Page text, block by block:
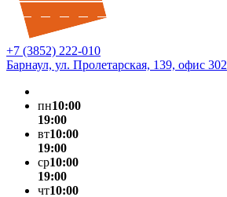
+7 (3852) 222-010
Барнаул, ул. Пролетарская, 139, офис 302
пн10:00
19:00
вт10:00
19:00
ср10:00
19:00
чт10:00